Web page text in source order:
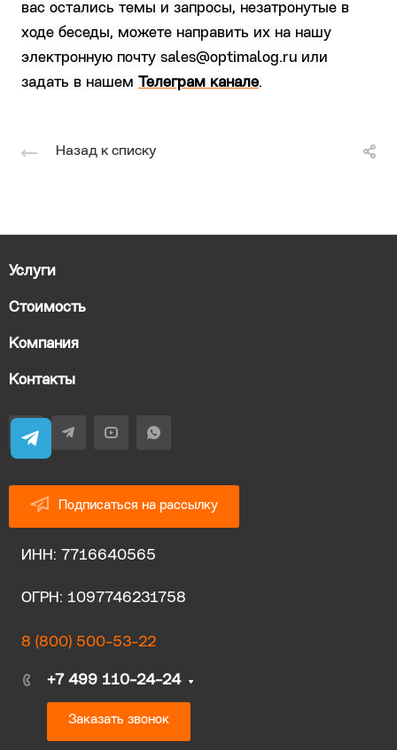
вас остались темы и запросы, незатронутые в
ходе беседы, можете направить их на нашу
электронную почту sales@optimalog.ru или
задать в нашем Телеграм канале.
Назад к списку
Услуги
Стоимость
Компания
Контакты
Подписаться на рассылку
ИНН: 7716640565
ОГРН: 1097746231758
8 (800) 500-53-22
+7 499 110-24-24
Заказать звонок